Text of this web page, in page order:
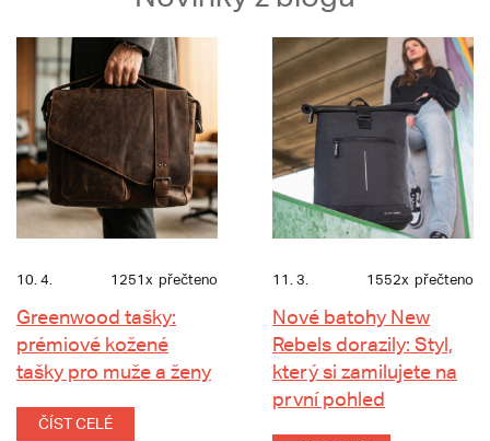
10. 4. 1251x přečteno
Greenwood tašky:
prémiové kožené
tašky pro muže a ženy
ČÍST CELÉ
11. 3. 1552x přečteno
Nové batohy New
Rebels dorazily: Styl,
který si zamilujete na
první pohled